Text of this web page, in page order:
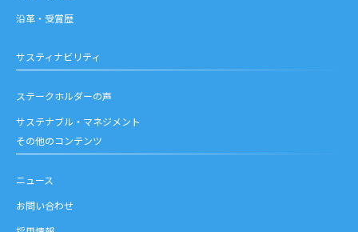
沿革・受賞歴
サスティナビリティ
ステークホルダーの声
サステナブル・マネジメント
その他のコンテンツ
ニュース
お問い合わせ